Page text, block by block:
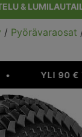
&
/ Pyörävaraosat
YLI 90 €